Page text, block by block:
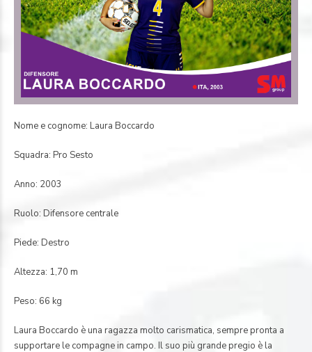
Nome e cognome: Laura Boccardo
Squadra: Pro Sesto
Anno: 2003
Ruolo: Difensore centrale
Piede: Destro
Altezza: 1,70 m
Peso: 66 kg
Laura Boccardo è una ragazza molto carismatica, sempre pronta a
supportare le compagne in campo. Il suo più grande pregio è la